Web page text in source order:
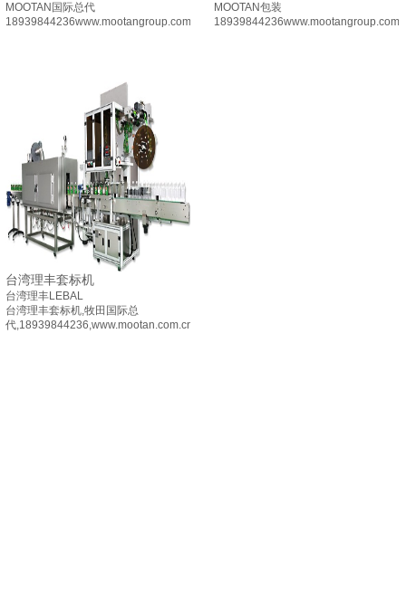
MOOTAN国际总代
18939844236www.mootangroup.com
MOOTAN包装
18939844236www.mootangroup.com
台湾理丰套标机
台湾理丰LEBAL
台湾理丰套标机,牧田国际总
代,18939844236,www.mootan.com.cn